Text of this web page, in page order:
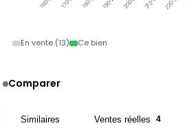
En vente (13) Ce bien
Comparer
Similaires Ventes réelles 4